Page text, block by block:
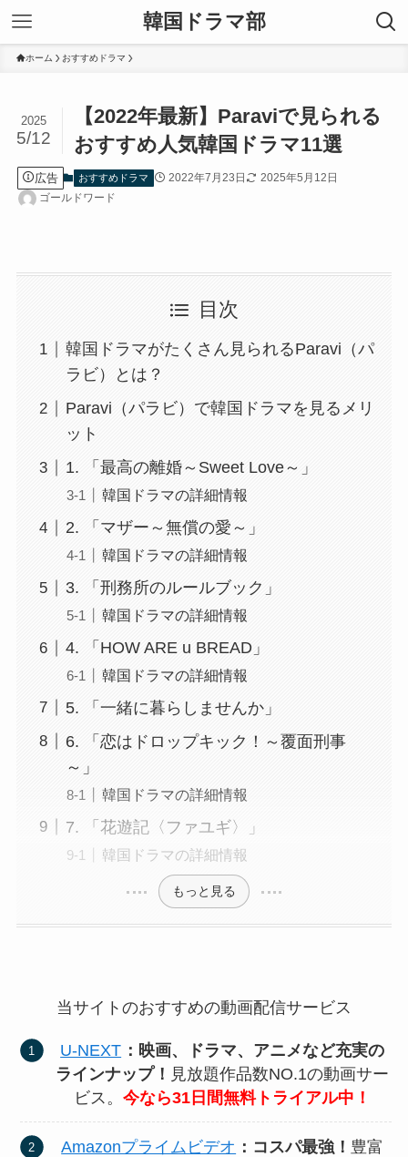
韓国ドラマ部
ホーム おすすめドラマ
【2022年最新】Paraviで見られる
おすすめ人気韓国ドラマ11選
2025
5/12
広告 おすすめドラマ 2022年7月23日
2025年5月12日
ゴールドワード
目次
韓国ドラマがたくさん見られるParavi（パ
ラビ）とは？
Paravi（パラビ）で韓国ドラマを見るメリ
ット
1. 「最高の離婚～Sweet Love～」
韓国ドラマの詳細情報
2. 「マザー～無償の愛～」
韓国ドラマの詳細情報
3. 「刑務所のルールブック」
韓国ドラマの詳細情報
4. 「HOW ARE u BREAD」
韓国ドラマの詳細情報
5. 「一緒に暮らしませんか」
6. 「恋はドロップキック！～覆面刑事
～」
韓国ドラマの詳細情報
7. 「花遊記〈ファユギ〉」
韓国ドラマの詳細情報
もっと見る
当サイトのおすすめの動画配信サービス
U-NEXT ：映画、ドラマ、アニメなど充実の
ラインナップ！ 見放題作品数NO.1の動画サー
ビス。今なら31日間無料トライアル中！
Amazonプライムビデオ ：コスパ最強！ 豊富